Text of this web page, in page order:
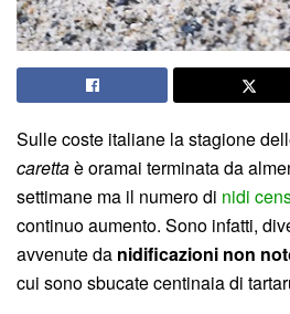
Sulle coste italiane la stagione
carettaè oramai terminata da
settimane ma il numero di nidi
continuo aumento. Sono infatti,
avvenute da nidificazioni non not
cui sono sbucate centinaia di